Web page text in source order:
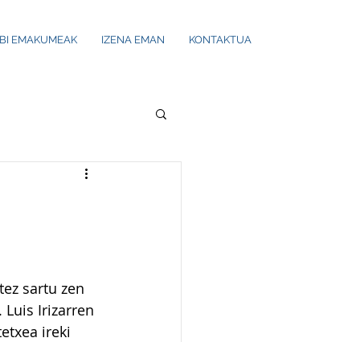
EMAKUMEAK IZENA EMAN KONTAKTUA
sartu zen
Irizarren
ireki